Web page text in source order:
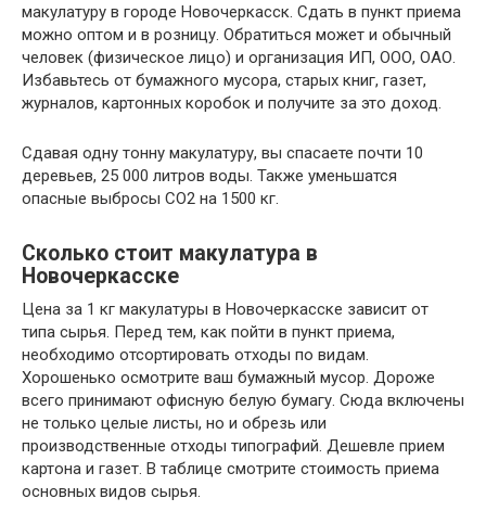
макулатуру в городе Новочеркасск. Сдать в пункт приема
можно оптом и в розницу. Обратиться может и обычный
человек (физическое лицо) и организация ИП, ООО, ОАО.
Избавьтесь от бумажного мусора, старых книг, газет,
журналов, картонных коробок и получите за это доход.
Сдавая одну тонну макулатуру, вы спасаете почти 10
деревьев, 25 000 литров воды. Также уменьшатся
опасные выбросы CO2 на 1500 кг.
Сколько стоит макулатура в
Новочеркасске
Цена за 1 кг макулатуры в Новочеркасске зависит от
типа сырья. Перед тем, как пойти в пункт приема,
необходимо отсортировать отходы по видам.
Хорошенько осмотрите ваш бумажный мусор. Дороже
всего принимают офисную белую бумагу. Сюда включены
не только целые листы, но и обрезь или
производственные отходы типографий. Дешевле прием
картона и газет. В таблице смотрите стоимость приема
основных видов сырья.